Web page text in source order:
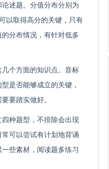
述题。分值分布分别为
以取得高分的关键，只有
分布情况，有针对低多
个方面的知识点。音标
是否能够成立的关键，
要踏实做好。
种题型，不排除会出现
可以尝试有计划地背诵
些素材，阅读题多练习